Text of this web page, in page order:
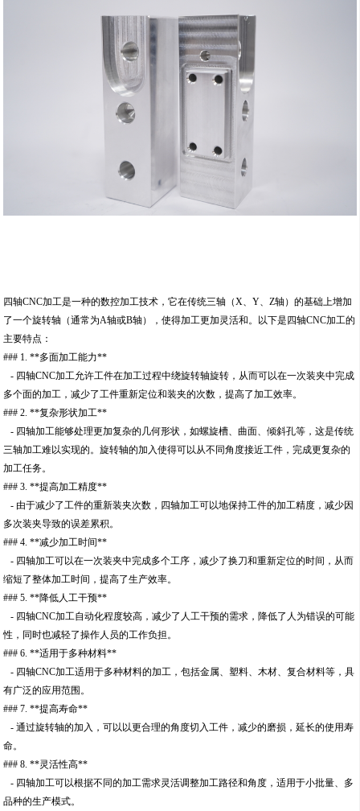
四轴CNC加工是一种的数控加工技术，它在传统三轴（X、Y、Z轴）的基础上增加
了一个旋转轴（通常为A轴或B轴），使得加工更加灵活和。以下是四轴CNC加工的
主要特点：
### 1. **多面加工能力**
- 四轴CNC加工允许工件在加工过程中绕旋转轴旋转，从而可以在一次装夹中完成
多个面的加工，减少了工件重新定位和装夹的次数，提高了加工效率。
### 2. **复杂形状加工**
- 四轴加工能够处理更加复杂的几何形状，如螺旋槽、曲面、倾斜孔等，这是传统
三轴加工难以实现的。旋转轴的加入使得可以从不同角度接近工件，完成更复杂的
加工任务。
### 3. **提高加工精度**
- 由于减少了工件的重新装夹次数，四轴加工可以地保持工件的加工精度，减少因
多次装夹导致的误差累积。
### 4. **减少加工时间**
- 四轴加工可以在一次装夹中完成多个工序，减少了换刀和重新定位的时间，从而
缩短了整体加工时间，提高了生产效率。
### 5. **降低人工干预**
- 四轴CNC加工自动化程度较高，减少了人工干预的需求，降低了人为错误的可能
性，同时也减轻了操作人员的工作负担。
### 6. **适用于多种材料**
- 四轴CNC加工适用于多种材料的加工，包括金属、塑料、木材、复合材料等，具
有广泛的应用范围。
### 7. **提高寿命**
- 通过旋转轴的加入，可以以更合理的角度切入工件，减少的磨损，延长的使用寿
命。
### 8. **灵活性高**
- 四轴加工可以根据不同的加工需求灵活调整加工路径和角度，适用于小批量、多
品种的生产模式。